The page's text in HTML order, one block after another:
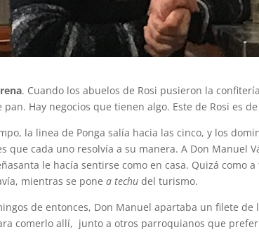
. Cuando los abuelos de Rosi pusieron la
pan. Hay negocios que tienen algo. Este de Rosi es
la linea de Ponga salía hacia las cinco, y los
que cada uno resolvía a su manera. A Don Manuel
le hacía sentirse como en casa. Quizá como
mientras se ponea techu del turismo.
de entonces, Don Manuel apartaba un filete
comerlo allí, junto a otros parroquianos que